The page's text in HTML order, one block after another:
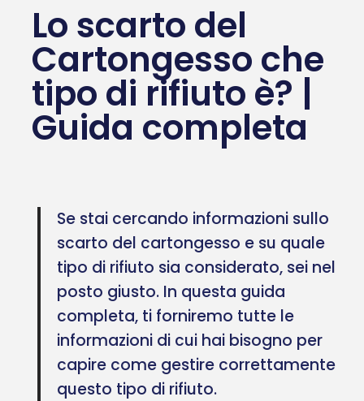
Lo scarto del
Cartongesso che
tipo di rifiuto è? |
Guida completa
Se stai cercando informazioni sullo
scarto del cartongesso e su quale
tipo di rifiuto sia considerato, sei nel
posto giusto. In questa guida
completa, ti forniremo tutte le
informazioni di cui hai bisogno per
capire come gestire correttamente
questo tipo di rifiuto.